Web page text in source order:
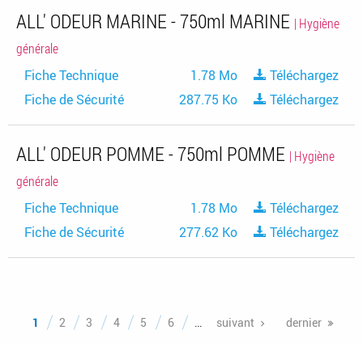
ALL' ODEUR MARINE - 750ml MARINE | Hygiène
générale
Fiche Technique
1.78 Mo
Téléchargez
Fiche de Sécurité
287.75 Ko Téléchargez
ALL' ODEUR POMME - 750ml POMME | Hygiène
générale
Fiche Technique
1.78 Mo
Téléchargez
Fiche de Sécurité
277.62 Ko Téléchargez
1 2 3 4 5 6 suivant dernier